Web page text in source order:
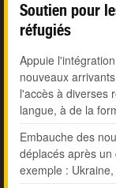
Soutien pour
réfugiés
Appuie
nouveaux
l'accès à diverses
langue, à de la
Embauche des
déplacés après
exemple :